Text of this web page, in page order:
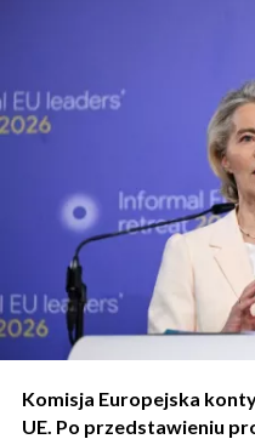
Komisja Europejska
UE. Po przedstawieniu